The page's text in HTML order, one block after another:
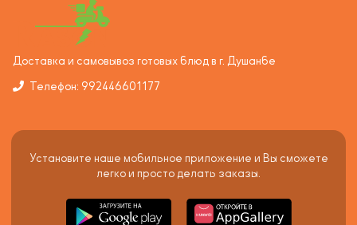
Доставка и самовывоз готовых блюд в г. Душанбе
Телефон: 992446601177
Установите наше мобильное приложение и Вы сможете
легко и просто делать заказы.